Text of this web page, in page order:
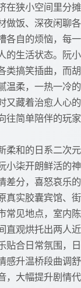
在狭小空间里分
做饭、深夜闲聊
各自的烦恼，每
的生活状态。阮
类搞笑插曲，而
温柔，一热一冷
又藏着治愈人心
往简单陪伴的玩家
柔和的日系二次
小柒开朗鲜活的
差分，喜怒哀乐
真实胶囊宾馆、
常见地点，室内
直观烘托出两人
贴合日常氛围，
感升温桥段曲调
，大幅提升剧情代